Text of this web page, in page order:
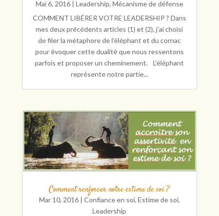
Mai 6, 2016| Leadership, Mécanisme de défense
COMMENT LIBÉRER VOTRE LEADERSHIP ? Dans
mes deux précédents articles (1) et (2), j’ai choisi
de filer la métaphore de l’éléphant et du cornac
pour évoquer cette dualité que nous ressentons
parfois et proposer un cheminement. L’éléphant
représente notre partie...
Comment renforcer notre estime de soi ?
Mar 10, 2016| Confiance en soi, Estime de soi,
Leadership